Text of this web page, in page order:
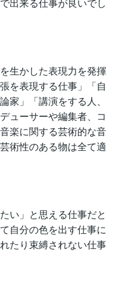
生かした表現力を発揮
を表現する仕事」「自
家」「講演をする人、
ューサーや編集者、コ
楽に関する芸術的な音
術性のある物は全て適
い」と思える仕事だと
自分の色を出す仕事に
たり束縛されない仕事